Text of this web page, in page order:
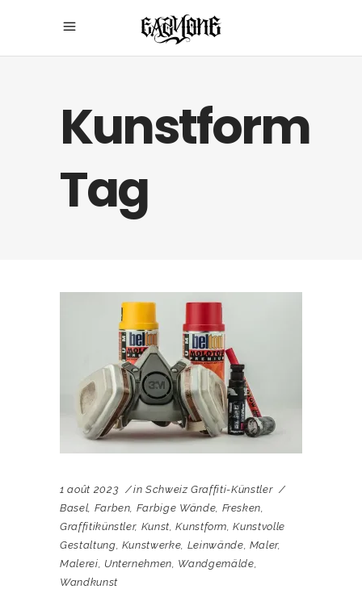
Kunstform
Tag
1 août 2023 in Schweiz Graffiti-Künstler
Basel, Farben, Farbige Wände, Fresken,
Graffitikünstler, Kunst,Kunstform,Kunstvolle
Gestaltung, Kunstwerke, Leinwände, Maler,
Malerei, Unternehmen, Wandgemälde,
Wandkunst